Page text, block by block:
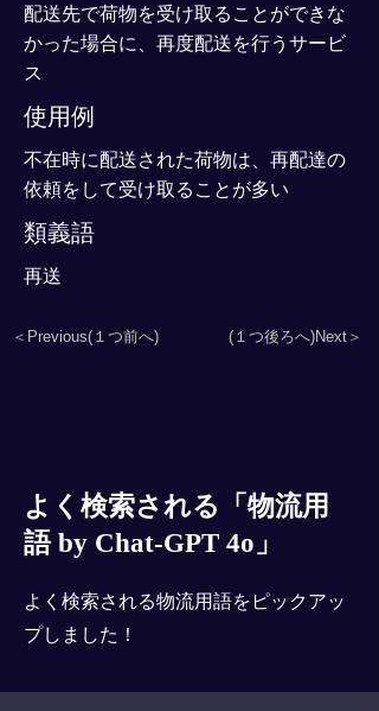
配送先で荷物を受け取ることができな
かった場合に、再度配送を行うサービ
ス
使用例
不在時に配送された荷物は、再配達の
依頼をして受け取ることが多い
類義語
再送
＜Previous(１つ前へ) (１つ後ろへ)Next＞
よく検索される「物流用
語 by Chat-GPT 4o」
よく検索される物流用語をピックアッ
プしました！